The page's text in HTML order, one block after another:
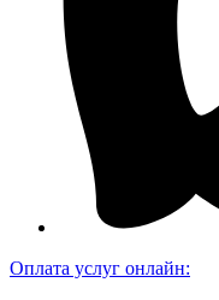
Оплата услуг онлайн: